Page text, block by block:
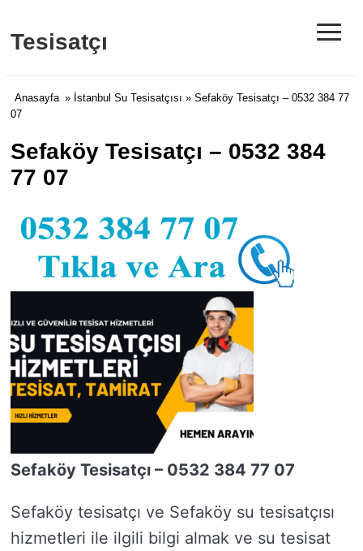
Tesisatçı ≡
Anasayfa » İstanbul Su Tesisatçısı » Sefaköy Tesisatçı – 0532 384 77
07
Sefaköy Tesisatçı – 0532 384
77 07
Sefaköy Tesisatçı – 0532 384 77 07
Sefaköy tesisatçı ve Sefaköy su tesisatçısı
hizmetleri ile ilgili bilgi almak ve su tesisat